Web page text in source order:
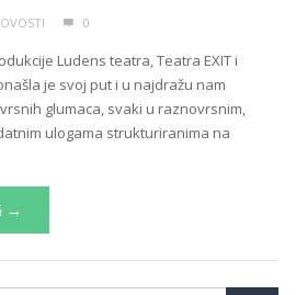
0
Ludens teatra, Teatra EXIT i
je svoj put i u najdražu nam
glumaca, svaki u raznovrsnim,
ulogama strukturiranima na
→